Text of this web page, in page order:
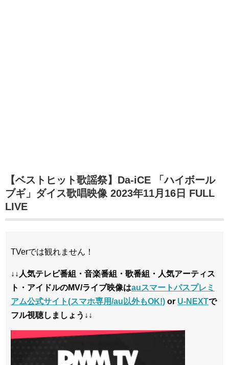
【ベストヒット歌謡祭】Da-iCE 「ハイボール
ブギ」ダイス歌唱映像 2023年11月16日 FULL
LIVE
TVerでは観れません！
↓↓人気テレビ番組・音楽番組・歌番組・人気アーティス
ト・アイドルのMV/ライブ映像はauスマートパスプレミ
アム公式サイト(スマホ専用/au以外もOK!) or U-NEXTで
フル視聴しましょう↓↓